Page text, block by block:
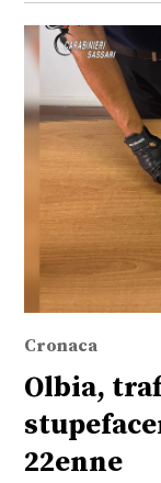
Cronaca
Olbia,
22enne